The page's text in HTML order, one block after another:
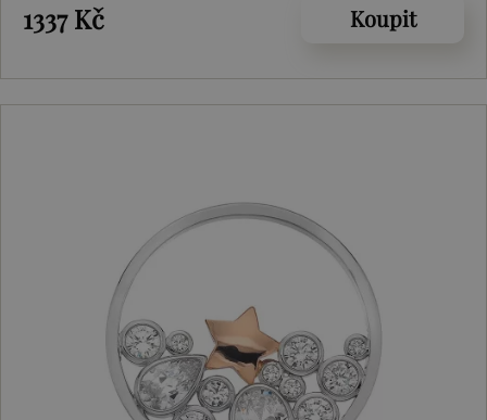
1337 Kč
Koupit